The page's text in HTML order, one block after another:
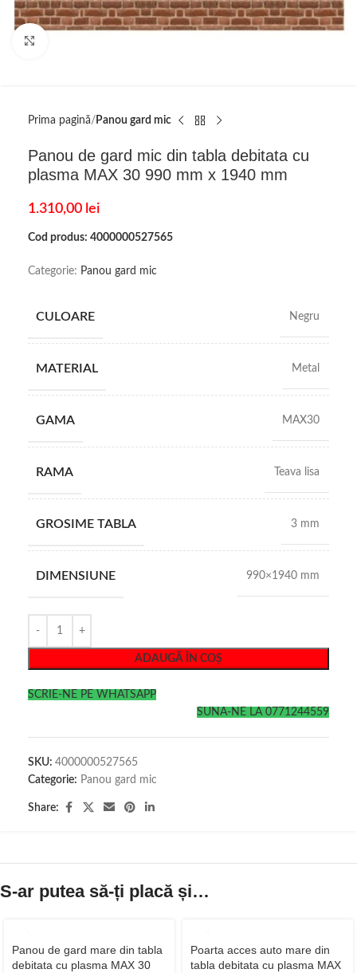
Prima pagină Panou gard mic
Panou de gard mic din tabla debitata cu
plasma MAX 30 990 mm x 1940 mm
1.310,00 lei
Cod produs: 4000000527565
Categorie: Panou gard mic
CULOARE Negru
MATERIAL Metal
GAMA MAX30
RAMA Teava lisa
GROSIME TABLA 3 mm
DIMENSIUNE 990×1940 mm
ADAUGĂ ÎN COȘ
SCRIE-NE PE WHATSAPP
SUNA-NE LA 0771244559
SKU: 4000000527565
Categorie: Panou gard mic
Share:
S-ar putea să-ți placă și…
Panou de gard mare din tabla
debitata cu plasma MAX 30
Poarta acces auto mare din
tabla debitata cu plasma MAX